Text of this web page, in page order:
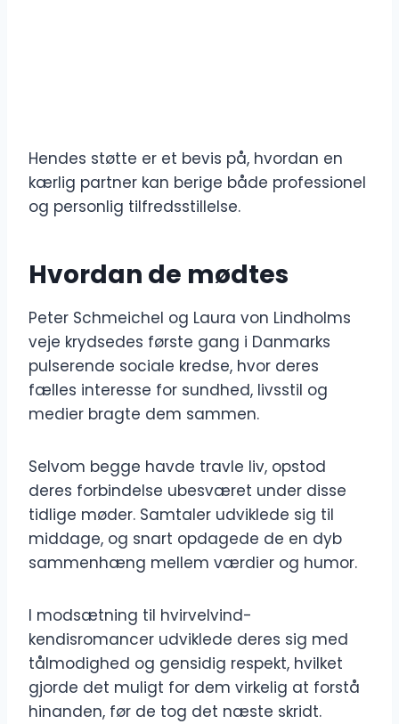
Hendes støtte er et bevis på, hvordan en
kærlig partner kan berige både professionel
og personlig tilfredsstillelse.
Hvordan de mødtes
Peter Schmeichel og Laura von Lindholms
veje krydsedes første gang i Danmarks
pulserende sociale kredse, hvor deres
fælles interesse for sundhed, livsstil og
medier bragte dem sammen.
Selvom begge havde travle liv, opstod
deres forbindelse ubesværet under disse
tidlige møder. Samtaler udviklede sig til
middage, og snart opdagede de en dyb
sammenhæng mellem værdier og humor.
I modsætning til hvirvelvind-
kendisromancer udviklede deres sig med
tålmodighed og gensidig respekt, hvilket
gjorde det muligt for dem virkelig at forstå
hinanden, før de tog det næste skridt.